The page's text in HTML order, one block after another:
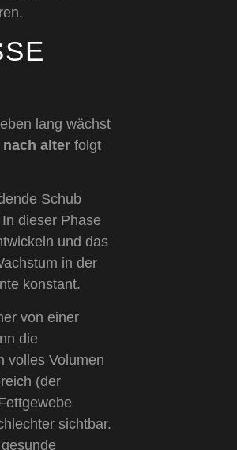
N
lang wächst
alter folgt
Schub
dieser Phase
und das
in der
konstant.
von einer
die
volles Volumen
(der
sichtbar.